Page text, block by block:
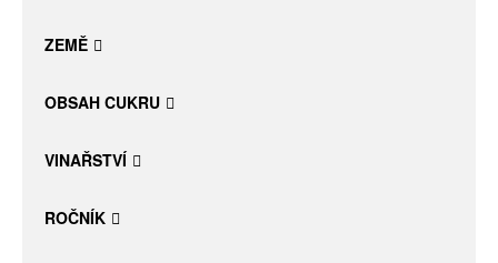
Daniel Pesat Wine
Blog
Letní vína
ZEMĚ
OBSAH CUKRU
VINAŘSTVÍ
ROČNÍK